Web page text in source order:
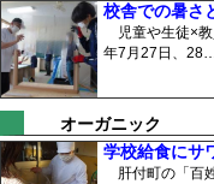
校舎での暑さ
児童や生徒×教
年7月27日、
オーガニック
学校給食にサ
肝付町の「百